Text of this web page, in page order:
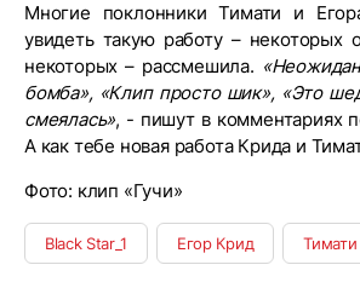
Многие поклонники Тимати и
увидеть такую работу – некоторых
некоторых – рассмешила.
бомба», «Клип просто шик», «Это
смеялась», - пишут в комментариях
А как тебе новая работа Крида и
Фото: клип «Гучи»
Black Star_1 Егор Крид Тимати